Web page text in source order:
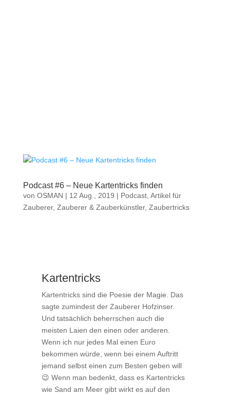
Podcast #6 – Neue Kartentricks finden
von OSMAN | 12 Aug., 2019 | Podcast, Artikel für
Zauberer, Zauberer & Zauberkünstler, Zaubertricks
Kartentricks
Kartentricks sind die Poesie der Magie. Das
sagte zumindest der Zauberer Hofzinser.
Und tatsächlich beherrschen auch die
meisten Laien den einen oder anderen.
Wenn ich nur jedes Mal einen Euro
bekommen würde, wenn bei einem Auftritt
jemand selbst einen zum Besten geben will
😉 Wenn man bedenkt, dass es Kartentricks
wie Sand am Meer gibt wirkt es auf den